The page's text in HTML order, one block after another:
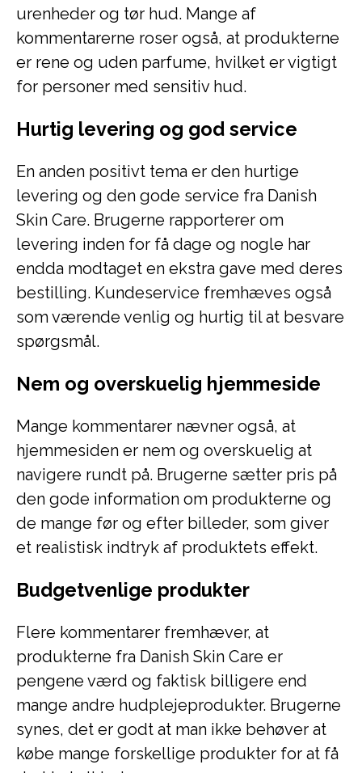
urenheder og tør hud. Mange af
kommentarerne roser også, at produkterne
er rene og uden parfume, hvilket er vigtigt
for personer med sensitiv hud.
Hurtig levering og god service
En anden positivt tema er den hurtige
levering og den gode service fra Danish
Skin Care. Brugerne rapporterer om
levering inden for få dage og nogle har
endda modtaget en ekstra gave med deres
bestilling. Kundeservice fremhæves også
som værende venlig og hurtig til at besvare
spørgsmål.
Nem og overskuelig hjemmeside
Mange kommentarer nævner også, at
hjemmesiden er nem og overskuelig at
navigere rundt på. Brugerne sætter pris på
den gode information om produkterne og
de mange før og efter billeder, som giver
et realistisk indtryk af produktets effekt.
Budgetvenlige produkter
Flere kommentarer fremhæver, at
produkterne fra Danish Skin Care er
pengene værd og faktisk billigere end
mange andre hudplejeprodukter. Brugerne
synes, det er godt at man ikke behøver at
købe mange forskellige produkter for at få